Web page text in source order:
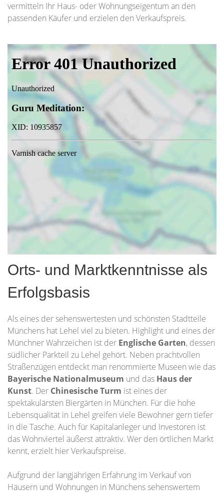
vermitteln Ihr Haus- oder Wohnungseigentum an den
passenden Käufer und erzielen den Verkaufspreis.
Orts- und Marktkenntnisse als
Erfolgsbasis
Als eines der sehenswertesten und schönsten Stadtteile
Münchens hat Lehel viel zu bieten. Highlight und eines der
Münchner Wahrzeichen ist der Englische Garten, dessen
südlicher Parkteil zu Lehel gehört. Neben prachtvollen
Straßenzügen entdeckt man renommierte Museen wie das
Bayerische Nationalmuseum und das Haus der
Kunst. Der Chinesische Turm ist eines der
spektakulärsten Biergärten in München. Für die hohe
Lebensqualität in Lehel greifen viele Bewohner gern tiefer
in die Tasche. Auch für Kapitalanleger und Investoren ist
das Wohnviertel äußerst attraktiv. Wer den örtlichen Markt
kennt, erzielt hier Verkaufspreise.
Aufgrund der langjährigen Erfahrung im Verkauf von
Häusern und Wohnungen in Münchens sehenswertem